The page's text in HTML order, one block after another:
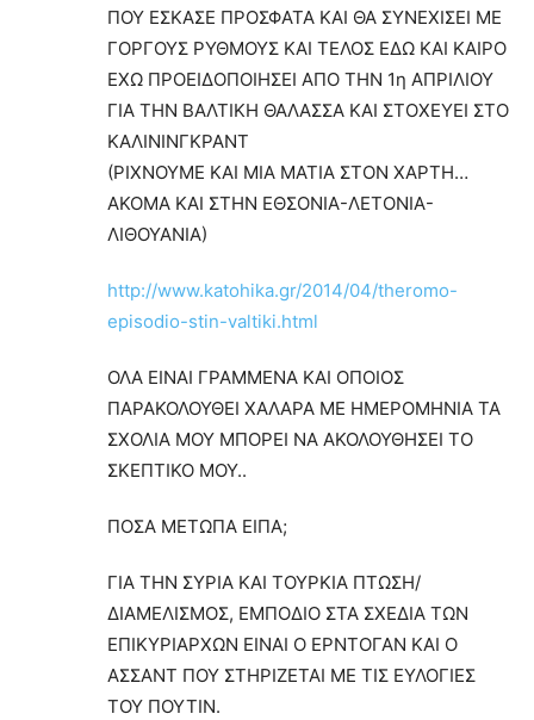
ΠΟΥ ΕΣΚΑΣΕ ΠΡΟΣΦΑΤΑ ΚΑΙ ΘΑ ΣΥΝΕΧΙΣΕΙ ΜΕ
ΓΟΡΓΟΥΣ ΡΥΘΜΟΥΣ ΚΑΙ ΤΕΛΟΣ ΕΔΩ ΚΑΙ ΚΑΙΡΟ
ΕΧΩ ΠΡΟΕΙΔΟΠΟΙΗΣΕΙ ΑΠΟ ΤΗΝ 1η ΑΠΡΙΛΙΟΥ
ΓΙΑ ΤΗΝ ΒΑΛΤΙΚΗ ΘΑΛΑΣΣΑ ΚΑΙ ΣΤΟΧΕΥΕΙ ΣΤΟ
ΚΑΛΙΝΙΝΓΚΡΑΝΤ
(ΡΙΧΝΟΥΜΕ ΚΑΙ ΜΙΑ ΜΑΤΙΑ ΣΤΟΝ ΧΑΡΤΗ…
ΑΚΟΜΑ ΚΑΙ ΣΤΗΝ ΕΘΣΟΝΙΑ-ΛΕΤΟΝΙΑ-
ΛΙΘΟΥΑΝΙΑ)
http://www.katohika.gr/2014/04/theromo-
episodio-stin-valtiki.html
ΟΛΑ ΕΙΝΑΙ ΓΡΑΜΜΕΝΑ ΚΑΙ ΟΠΟΙΟΣ
ΠΑΡΑΚΟΛΟΥΘΕΙ ΧΑΛΑΡΑ ΜΕ ΗΜΕΡΟΜΗΝΙΑ ΤΑ
ΣΧΟΛΙΑ ΜΟΥ ΜΠΟΡΕΙ ΝΑ ΑΚΟΛΟΥΘΗΣΕΙ ΤΟ
ΣΚΕΠΤΙΚΟ ΜΟΥ..
ΠΟΣΑ ΜΕΤΩΠΑ ΕΙΠΑ;
ΓΙΑ ΤΗΝ ΣΥΡΙΑ ΚΑΙ ΤΟΥΡΚΙΑ ΠΤΩΣΗ/
ΔΙΑΜΕΛΙΣΜΟΣ, ΕΜΠΟΔΙΟ ΣΤΑ ΣΧΕΔΙΑ ΤΩΝ
ΕΠΙΚΥΡΙΑΡΧΩΝ ΕΙΝΑΙ Ο ΕΡΝΤΟΓΑΝ ΚΑΙ Ο
ΑΣΣΑΝΤ ΠΟΥ ΣΤΗΡΙΖΕΤΑΙ ΜΕ ΤΙΣ ΕΥΛΟΓΙΕΣ
ΤΟΥ ΠΟΥΤΙΝ.